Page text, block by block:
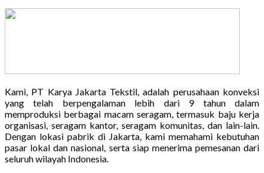
Kami, PT Karya Jakarta Tekstil, adalah perusahaan konveksi
yang telah berpengalaman lebih dari 9 tahun dalam
memproduksi berbagai macam seragam, termasuk baju kerja
organisasi, seragam kantor, seragam komunitas, dan lain-lain.
Dengan lokasi pabrik di Jakarta, kami memahami kebutuhan
pasar lokal dan nasional, serta siap menerima pemesanan dari
seluruh wilayah Indonesia.